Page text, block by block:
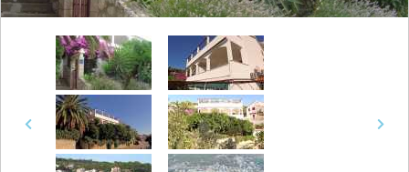
Previous Next